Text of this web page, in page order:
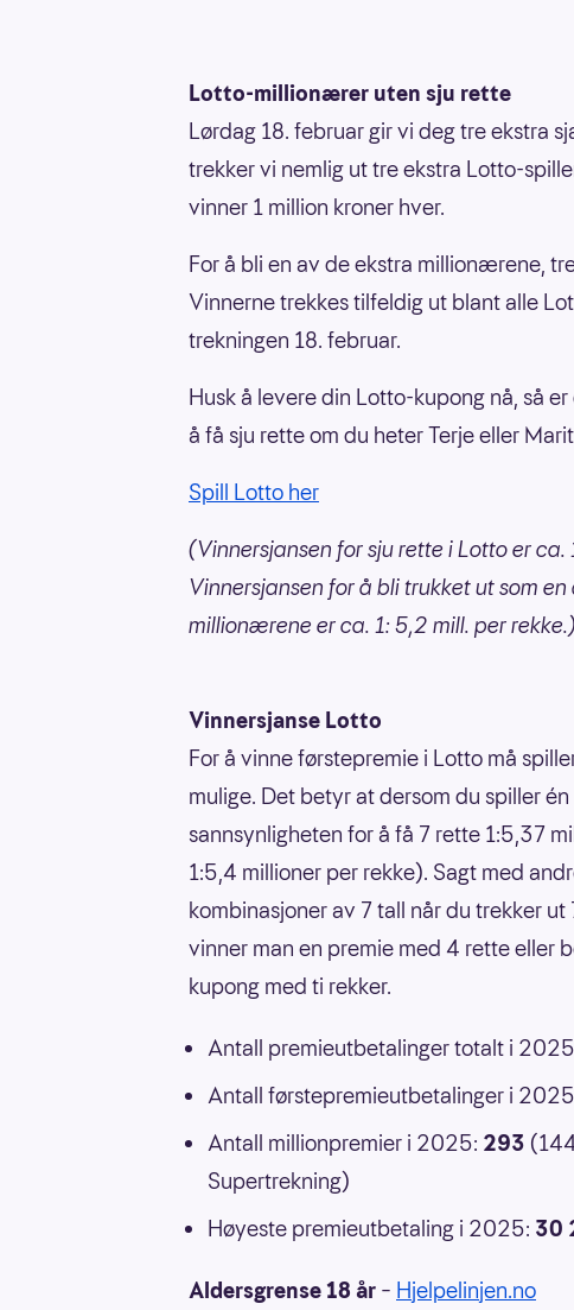
Lotto-millionærer uten sju rette
Lørdag 18. februar gir vi deg tre ekstra
trekker vi nemlig ut tre ekstra Lotto-
vinner 1 million kroner hver.
For å bli en av de ekstra millionærene,
Vinnerne trekkes tilfeldig ut blant alle
trekningen 18. februar.
Husk å levere din Lotto-kupong nå, så
å få sju rette om du heter Terje eller
Spill Lotto her
(Vinnersjansen for sju rette i Lotto er ca.
Vinnersjansen for å bli trukket ut som
millionærene er ca. 1: 5,2 mill. per rekke.)
Vinnersjanse Lotto
For å vinne førstepremie i Lotto må
mulige. Det betyr at dersom du spiller
sannsynligheten for å få 7 rette 1:5,37
1:5,4 millioner per rekke). Sagt med
kombinasjoner av 7 tall når du trekker
vinner man en premie med 4 rette eller
kupong med ti rekker.
Antall premieutbetalinger totalt i
Antall førstepremieutbetalinger i
Antall millionpremier i 2025: 293
Supertrekning)
Høyeste premieutbetaling i 2025: 30
Aldersgrense 18 år – Hjelpelinjen.no